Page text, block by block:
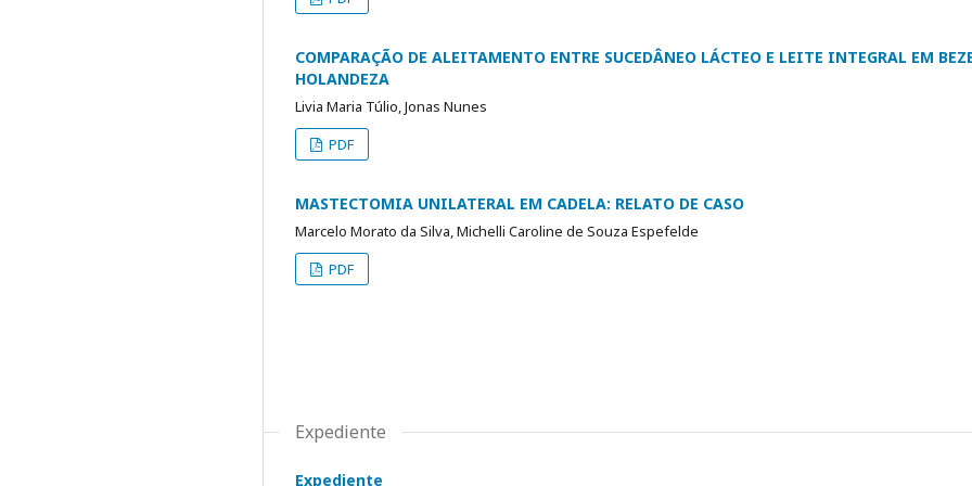
COMPARAÇÃO DE ALEITAMENTO ENTRE SUCEDÂNEO LÁCTEO E LEITE INTEGRAL EM
HOLANDEZA
Livia Maria Túlio, Jonas Nunes
PDF
MASTECTOMIA UNILATERAL EM CADELA: RELATO DE CASO
Marcelo Morato da Silva, Michelli Caroline de Souza Espefelde
PDF
Expediente
Expediente